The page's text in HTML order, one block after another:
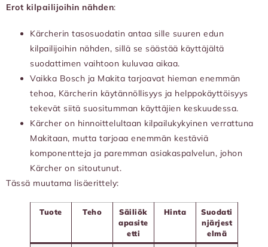
Erot kilpailijoihin nähden:
Kärcherin tasosuodatin antaa sille suuren edun
kilpailijoihin nähden, sillä se säästää käyttäjältä
suodattimen vaihtoon kuluvaa aikaa.
Vaikka Bosch ja Makita tarjoavat hieman enemmän
tehoa, Kärcherin käytännöllisyys ja helppokäyttöisyys
tekevät siitä suositumman käyttäjien keskuudessa.
Kärcher on hinnoittelultaan kilpailukykyinen verrattuna
Makitaan, mutta tarjoaa enemmän kestäviä
komponentteja ja paremman asiakaspalvelun, johon
Kärcher on sitoutunut.
Tässä muutama lisäerittely:
Tuote Teho
Säiliök
apasite
etti
Hinta
Suodati
njärjest
elmä